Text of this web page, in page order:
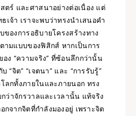
ตร์ และศาสนาอย่างต่อเนื่อง แต่
เจ้า เราจะพบว่าทรงนำเสนอคำ
ของการอธิบายโครงสร้างทาง
ามแบบของฟิสิกส์ หากเป็นการ
อง “ความจริง” ที่ซ้อนลึกกว่านั้น
“จิต” “เจตนา” และ “การรับรู้”
ลกทั้งภายในและภายนอก ทรง
กว่าจักรวาลและเวลานั้น แท้จริง
กจากจิตที่กำลังมองอยู่ เพราะจิต